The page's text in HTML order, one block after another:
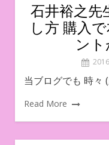
石井裕之先
し方 購入
ント
当ブログでも 時々
Read More